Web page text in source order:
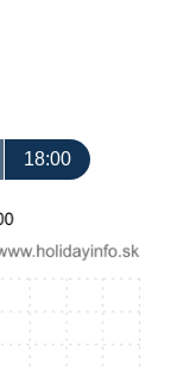
18:00